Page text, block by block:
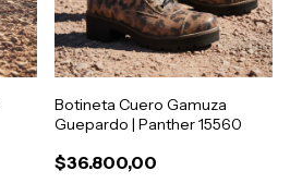
Botineta Cuero Gamuza
Guepardo | Panther 15560
$36.800,00